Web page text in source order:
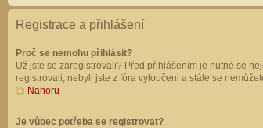
Registrace a přihlášení
Proč se nemohu přihlásit?
Už jste se zaregistrovali? Před přihlášením je nutné se
registrovali, nebyli jste z fóra vyloučeni a stále se
Nahoru
Je vůbec potřeba se registrovat?